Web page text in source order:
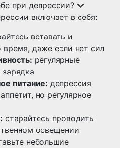
при депрессии?
включает в себя:
вставать и
время, даже если нет сил
регулярные
зарядка
питание: депрессия
но регулярное
старайтесь проводить
освещении
небольшие